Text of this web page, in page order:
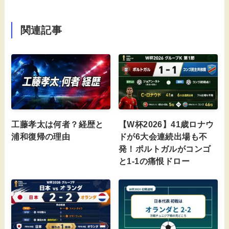
関連記事
工藤孝太は何者？経歴と
浦和復帰の理由
【W杯2026】41歳ロナウ
ドが6大会連続出場も不
発！ポルトガルがコンゴ
と1-1の痛恨ドロー